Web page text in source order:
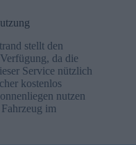
stellt den
da die
Service nützlich
kostenlos
nutzen
im